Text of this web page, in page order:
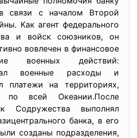
связи с началом Второй
Как агент федерального
и войск союзников, он
вовлечен в финансовое
военных действий:
военные расходы и
платежи на территориях,
по всей Океании.После
Содружества выполнял
банка, в его
созданы подразделения,